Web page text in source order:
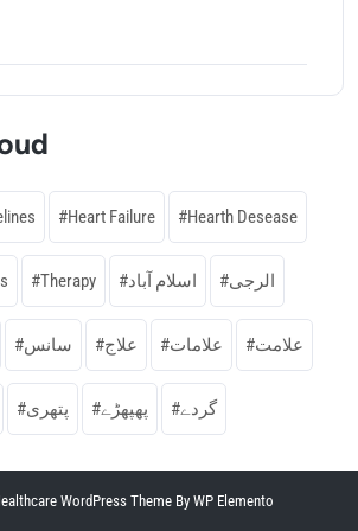
Heart Failure Hearth Desease
Therapy اسلام آباد الرجی
سانس علاج علامات علامت
پتھری پھپھڑے گردے
WordPress Theme By WP Elemento